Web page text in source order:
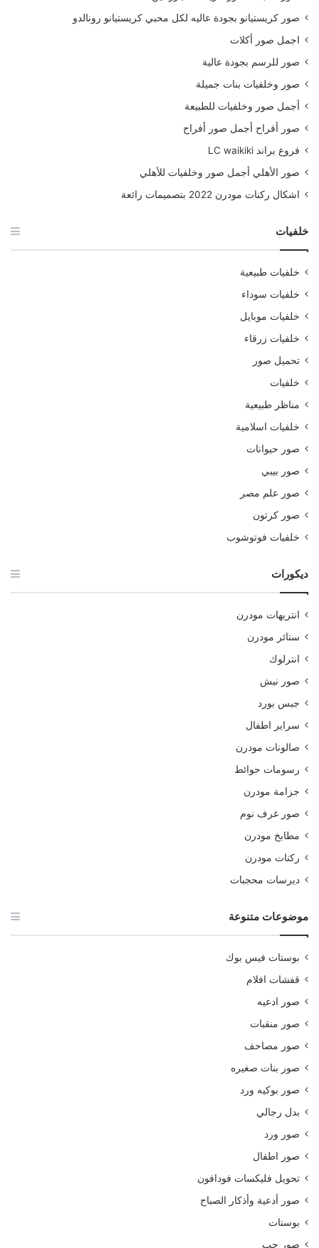
صور كريستيانو بجودة عاليه لكل محبي كريستيانو رونالدو
اجمل صور أكلات
صور للرسم بجودة عالية
صور وخلفيات بنات جميلة
أجمل صور وخلفيات للطبيعة
صور أفراح أجمل صور أفراح
فروع براند LC waikiki
صور الأهلي أجمل صور وخلفيات للأهلي
اشكال ركنات مودرن 2022 بتصميمات رائعة
خلفيات
خلفيات طبيعية
خلفيات سوداء
خلفيات موبايل
خلفيات زرقاء
تحميل صور
خلفيات
مناظر طبيعية
خلفيات اسلامية
صور حيوانات
صور بيبي
صور علم مصر
صور كرتون
خلفيات فوتوشوب
ديكورات
انتريهات مودرن
ستائر مودرن
انترلوك
صور نيش
جبس بورد
سراير اطفال
صالونات مودرن
رسومات حوائط
جزامة مودرن
صور غرف نوم
مطابخ مودرن
ركنات مودرن
ديرسات محجبات
موضوعات متنوعة
بوستات فيس بوك
قفشات افلام
صور ادعيه
صور منقبات
صور مصاحف
صور بنات صغيره
صور بوكيه ورد
بدل رجالي
صور ورد
صور اطفال
تحويل فليكسات فودافون
صور أدعية وأذكار الصباح
بوستات
صور حب